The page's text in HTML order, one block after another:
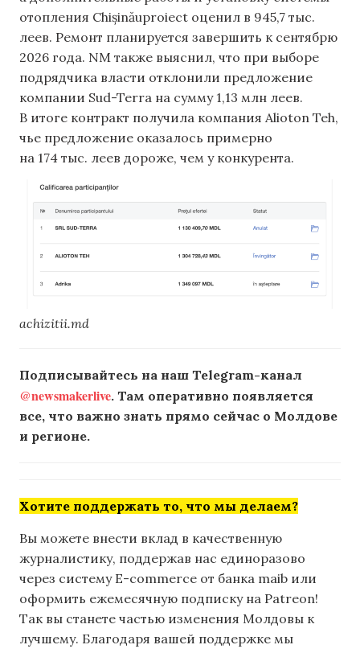
отопления Chișinăuproiect оценил в 945,7 тыс.
леев. Ремонт планируется завершить к сентябрю
2026 года. NM также выяснил, что при выборе
подрядчика власти отклонили предложение
компании Sud-Terra на сумму 1,13 млн леев.
В итоге контракт получила компания Alioton Teh,
чье предложение оказалось примерно
на 174 тыс. леев дороже, чем у конкурента.
achizitii.md
Подписывайтесь на наш Telegram-канал
@newsmakerlive. Там оперативно появляется
все, что важно знать прямо сейчас о Молдове
и регионе.
Хотите поддержать то, что мы делаем?
Вы можете внести вклад в качественную
журналистику, поддержав нас единоразово
через систему E-commerce от банка maib или
оформить ежемесячную подписку на Patreon!
Так вы станете частью изменения Молдовы к
лучшему. Благодаря вашей поддержке мы